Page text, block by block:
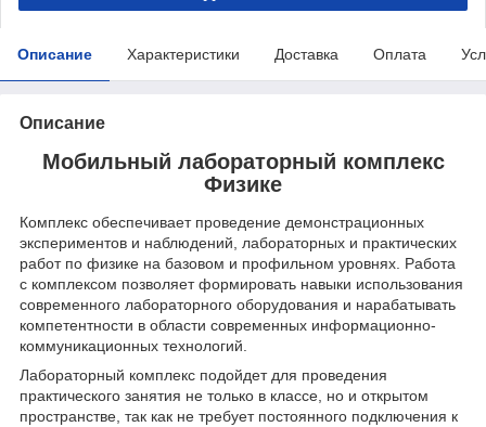
Описание Характеристики Доставка Оплата
Описание
Мобильный лабораторный комплекс
Физике
Комплекс обеспечивает проведение демонстрационных
экспериментов и наблюдений, лабораторных и практических
работ по физике на базовом и профильном уровнях. Работа
с комплексом позволяет формировать навыки использования
современного лабораторного оборудования и нарабатывать
компетентности в области современных информационно-
коммуникационных технологий.
Лабораторный комплекс подойдет для проведения
практического занятия не только в классе, но и открытом
пространстве, так как не требует постоянного подключения к